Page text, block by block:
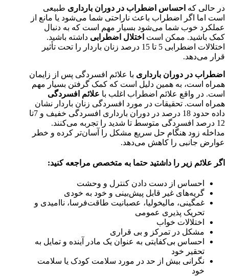
در حالی که احساس اضطراب در دوران بارداری طبیعی
است اما اگر اضطراب باعث ناراحتی شما می‌شود یا مانع از
عملکرد خوب شما می‌شود بسیار مهم است که به دنبال
کمک باشید. ممکن است اختلال اضطرابی داشته باشید.
اختلالات اضطرابی 5 تا 15 درصد زنان باردار را تحت تأثیر
قرار می‌دهد.
اضطراب در دوران بارداری با علائم افسردگی پس از زایمان
همراه است، به همین دلیل است که کمک گرفتن بسیار مهم
است. در واقع علائم اضطراب اغلب با علائم افسردگی
همراه است. تحقیقات در مورد افسردگی زنان باردار نشان
داده حدود 18 درصد در دوران بارداری افسردگی خفیف و 7تا
12 درصد افسردگی متوسط تا شدید را تجربه می‌کنند.
مداخله زود هنگام حل سریع مشکل را آسان‌تر کرده و خطر
عوارض جانبی را کاهش می‌دهد.
اگر علائم زیر را داشتید حتما به متخصص مراجعه کنید:
احساس از دست دادن کنترل و وحشت
گریه‌های غیر قابل پیش‌بینی و خود به خودی
غمگینی، مالیخولیا، عصبانیت طاقت‌فرسا، ناامیدی و
تحریک پذیری عمومی
اختلالات خواب
مشکل در تمرکز و بی قراری
احساس بی‌کفایتی به عنوان یک مادر آینده و تمایل به
تحقیر خود
نگرانی بیش از حد در مورد سلامت کودک یا سلامت
خود